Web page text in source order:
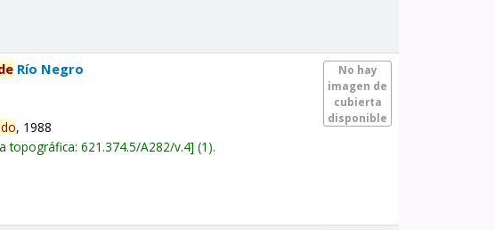
No hay
imagen de
cubierta
disponible
Río Negro
, 1988
topográfica:621.374.5/A282/v.4 (1).